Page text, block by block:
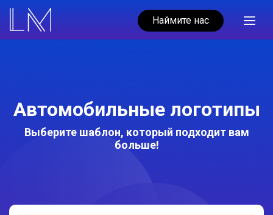
Наймите нас
Автомобильные логотипы
Выберите шаблон, который подходит вам
больше!